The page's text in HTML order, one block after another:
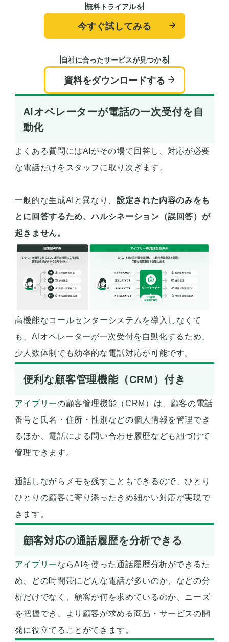
無料トライアルを
今すぐ試してみる
自社に合ったサービスが見つかる
資料をダウンロードする
AIオペレーターが電話の一次受付を自
動化
よくある質問にはAIがその場で回答し、対応が必要
な電話だけをスタッフに取り次ぎます。
一般的な生成AIと異なり、 設定された内容のみをも
とに回答するため、ハルシネーション（誤回答）が
起きません。
高機能なコールセンターシステムを導入しなくて
も、AIオペレーターが一次受付を自動化するため、
少人数体制でも効率的な電話対応が可能です。
便利な顧客管理機能（CRM）付き
アイブリーの顧客管理機能（CRM）は、顧客の電話
番号と氏名・住所・性別などの個人情報を管理でき
るほか、電話による問い合わせ履歴なども紐づけて
管理できます。
通話しながらメモを残すこともできるので、ひとり
ひとりの顧客に寄り添ったきめ細かい対応が実現で
きます。
顧客対応の通話履歴を分析できる
アイブリーならAIを使った通話履歴分析ができるた
め、どの時間帯にどんな電話が多いのか、などの分
析だけでなく、顧客が何を求めているのか、ニーズ
を把握でき、より顧客が求める商品・サービスの開
発に役立てることができます。